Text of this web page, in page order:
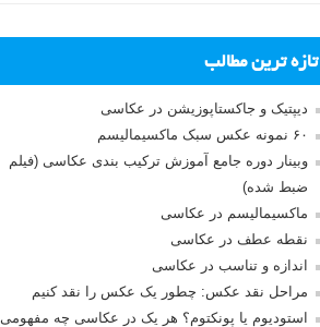
تازه ترین مطالب
دیپتیک و جاکستا‌پوزیشن در عکاسی
۶۰ نمونه عکس سبک ماکسیمالیسم
وبینار دوره جامع آموزش ترکیب بندی عکاسی (فیلم
ضبط شده)
ماکسیمالیسم در عکاسی
نقطه عطف در عکاسی
اندازه و تناسب در عکاسی
مراحل نقد عکس: چطور یک عکس را نقد کنیم
استودیوم یا پونکتوم؟ هر یک در عکاسی چه مفهومی